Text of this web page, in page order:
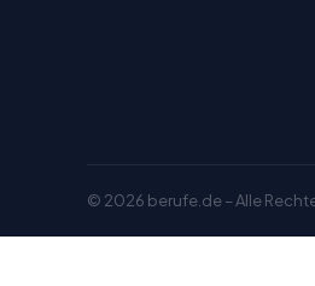
© 2026 berufe.de – Alle